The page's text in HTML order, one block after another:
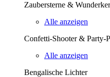
Zaubersterne &
Alle anzeigen
Confetti-Shooter & Party-
Alle anzeigen
Bengalische Lichter